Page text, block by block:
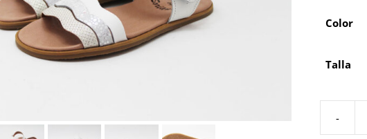
Color
Talla
-